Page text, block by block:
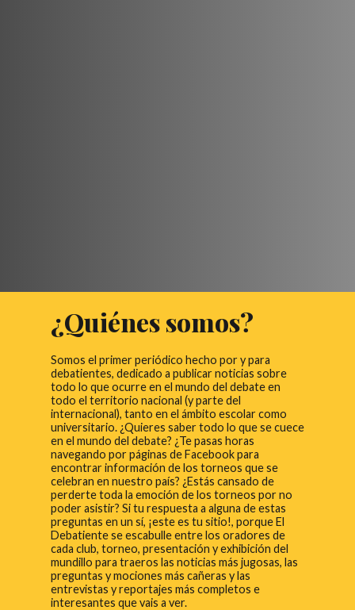
¿Quiénes somos?
Somos el primer periódico hecho por y para
debatientes, dedicado a publicar noticias sobre
todo lo que ocurre en el mundo del debate en
todo el territorio nacional (y parte del
internacional), tanto en el ámbito escolar como
universitario. ¿Quieres saber todo lo que se cuece
en el mundo del debate? ¿Te pasas horas
navegando por páginas de Facebook para
encontrar información de los torneos que se
celebran en nuestro país? ¿Estás cansado de
perderte toda la emoción de los torneos por no
poder asistir? Si tu respuesta a alguna de estas
preguntas en un sí, ¡este es tu sitio!, porque El
Debatiente se escabulle entre los oradores de
cada club, torneo, presentación y exhibición del
mundillo para traeros las noticias más jugosas, las
preguntas y mociones más cañeras y las
entrevistas y reportajes más completos e
interesantes que vais a ver.